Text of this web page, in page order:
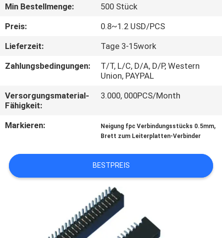
SIE
MIT
UNS
IN
VR
SHOW
SITEMAP
Min Bestellmenge:
500 Stück
Preis:
0.8~1.2 USD/PCS
Lieferzeit:
Tage 3-15work
Zahlungsbedingungen:
T/T, L/C, D/A, D/P, Western
Union, PAYPAL
Versorgungsmaterial-
Fähigkeit:
3.000, 000PCS/Month
Markieren: Neigung fpc Verbindungsstücks 0.5mm,
Brett zum Leiterplatten-Verbinder
BESTPREIS